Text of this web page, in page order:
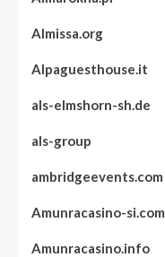
Almissa.org
Alpaguesthouse.it
als-elmshorn-sh.de
als-group
ambridgeevents.com
Amunracasino-si.com
Amunracasino.info